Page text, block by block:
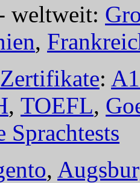
weltweit:
,
Zertifikate: A1
, TOEFL,
Sprachtests
,